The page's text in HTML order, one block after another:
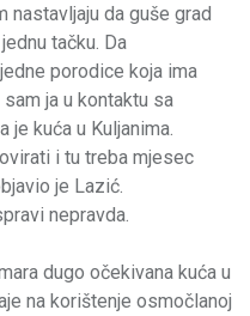
nastavljaju da guše grad
tačku. Da
porodice koja ima
ja u kontaktu sa
je kuća u Kuljanima.
i tu treba mjesec
je Lazić.
nepravda.
dugo očekivana kuća u
na korištenje osmočlanoj